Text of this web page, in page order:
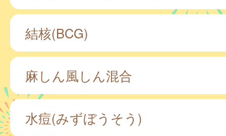
結核(BCG)
麻しん風しん混合
水痘(みずぼうそう)